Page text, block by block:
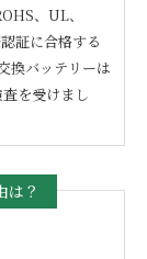
、UL、
証に合格する
換バッテリーは
を受けまし
は？